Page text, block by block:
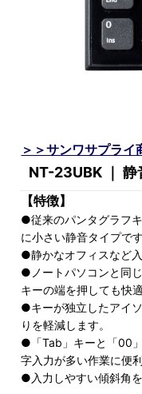
＞＞サンワサプライ
NT-23UBK ｜ 静
【特徴】
●従来のパンタグラフ
に小さい静音タイプです
●静かなオフィスなど
●ノートパソコンと同
キーの端を押しても快
●キーが独立したアイ
りを軽減します。
●「Tab」キーと「00
字入力が多い作業に便利
●入力しやすい傾斜角